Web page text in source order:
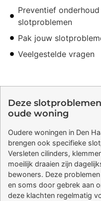
Preventief
slotproblemen
Pak jouw
Veelgestelde vragen
Deze
oude woning
Oudere woningen in Den
brengen ook specifieke
Versleten cilinders,
moeilijk draaien zijn
bewoners. Deze
en soms door gebrek aan
deze klachten regelmatig